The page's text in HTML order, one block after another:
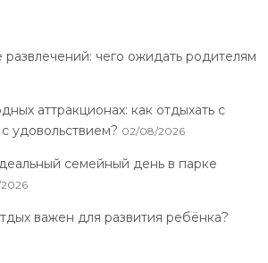
чего ожидать родителям
аттракционах: как отдыхать с
удовольствием? 02/08/2026
семейный день в парке
важен для развития ребёнка?